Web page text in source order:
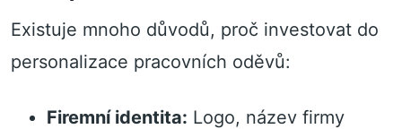
Existuje mnoho důvodů, proč investovat do
personalizace pracovních oděvů:
Firemní identita: Logo, název firmy